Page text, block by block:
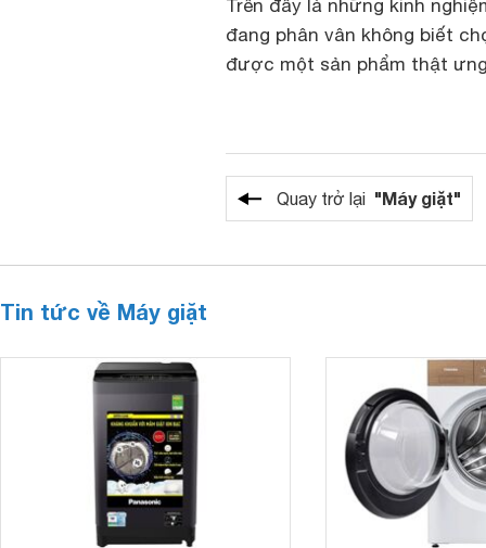
Trên đây là những kinh
đang phân vân không biết
được một sản phẩm thật
Quay trở lại "Máy giặt"
Tin tức về Máy giặt